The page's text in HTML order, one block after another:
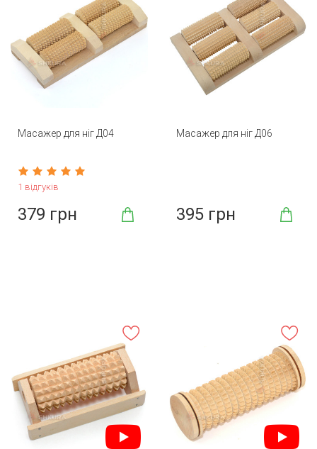
Масажер для ніг Д04
1 відгуків
379 грн
Масажер для ніг Д06
395 грн